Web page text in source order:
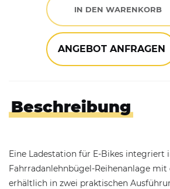
IN DEN WARENKORB
ANGEBOT ANFRAGEN
Beschreibung
Eine Ladestation für E-Bikes integriert
Fahrradanlehnbügel-Reihenanlage
erhältlich in zwei praktischen